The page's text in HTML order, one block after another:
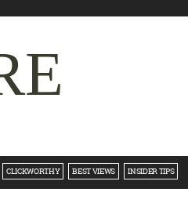
CLICKWORTHY BEST VIEWS INSIDER TIPS